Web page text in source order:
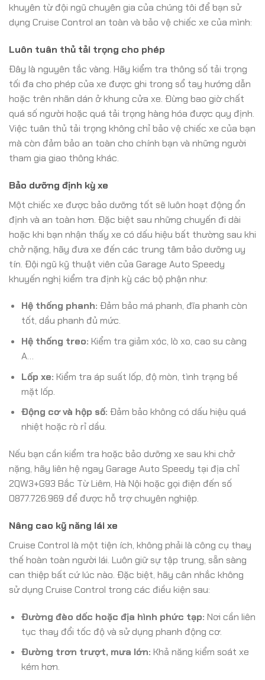
khuyên từ đội ngũ chuyên gia của chúng tôi để bạn sử
dụng Cruise Control an toàn và bảo vệ chiếc xe của mình:
Luôn tuân thủ tải trọng cho phép
Đây là nguyên tắc vàng. Hãy kiểm tra thông số tải trọng
tối đa cho phép của xe được ghi trong sổ tay hướng dẫn
hoặc trên nhãn dán ở khung cửa xe. Đừng bao giờ chất
quá số người hoặc quá tải trọng hàng hóa được quy định.
Việc tuân thủ tải trọng không chỉ bảo vệ chiếc xe của bạn
mà còn đảm bảo an toàn cho chính bạn và những người
tham gia giao thông khác.
Bảo dưỡng định kỳ xe
Một chiếc xe được bảo dưỡng tốt sẽ luôn hoạt động ổn
định và an toàn hơn. Đặc biệt sau những chuyến đi dài
hoặc khi bạn nhận thấy xe có dấu hiệu bất thường sau khi
chở nặng, hãy đưa xe đến các trung tâm bảo dưỡng uy
tín. Đội ngũ kỹ thuật viên của Garage Auto Speedy
khuyến nghị kiểm tra định kỳ các bộ phận như:
Hệ thống phanh: Đảm bảo má phanh, đĩa phanh còn
tốt, dầu phanh đủ mức.
Hệ thống treo: Kiểm tra giảm xóc, lò xo, cao su càng
A…
Lốp xe: Kiểm tra áp suất lốp, độ mòn, tình trạng bề
mặt lốp.
Động cơ và hộp số: Đảm bảo không có dấu hiệu quá
nhiệt hoặc rò rỉ dầu.
Nếu bạn cần kiểm tra hoặc bảo dưỡng xe sau khi chở
nặng, hãy liên hệ ngay Garage Auto Speedy tại địa chỉ
2QW3+G93 Bắc Từ Liêm, Hà Nội hoặc gọi điện đến số
0877.726.969 để được hỗ trợ chuyên nghiệp.
Nâng cao kỹ năng lái xe
Cruise Control là một tiện ích, không phải là công cụ thay
thế hoàn toàn người lái. Luôn giữ sự tập trung, sẵn sàng
can thiệp bất cứ lúc nào. Đặc biệt, hãy cân nhắc không
sử dụng Cruise Control trong các điều kiện sau:
Đường đèo dốc hoặc địa hình phức tạp: Nơi cần liên
tục thay đổi tốc độ và sử dụng phanh động cơ.
Đường trơn trượt, mưa lớn: Khả năng kiểm soát xe
kém hơn.